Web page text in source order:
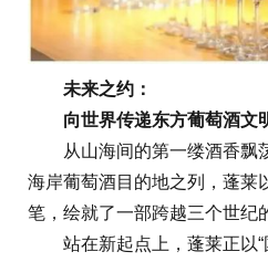
未来之约：
向世界传递东方葡萄酒文
从山海间的第一缕酒香飘
海岸葡萄酒目的地之列，蓬莱
笔，绘就了一部跨越三个世纪
站在新起点上，蓬莱正以“